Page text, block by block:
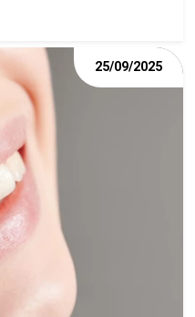
25/09/2025